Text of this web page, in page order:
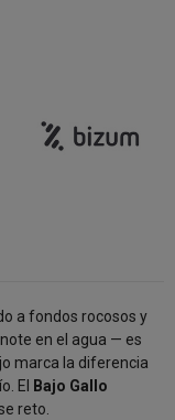
a fondos rocosos y
en el agua — es
marca la diferencia
El
Bajo Gallo
reto.